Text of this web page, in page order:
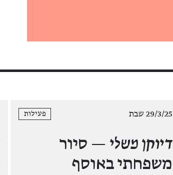
29/3/25 שבת פעילות
דיוקן משלי — סיור
משפחתי באוסף